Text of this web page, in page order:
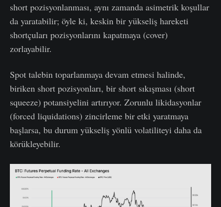
short pozisyonlanması, aynı zamanda asimetrik koşullar
da yaratabilir; öyle ki, keskin bir yükseliş hareketi
shortçuları pozisyonlarını kapatmaya (cover)
zorlayabilir.
Spot talebin toparlanmaya devam etmesi halinde,
biriken short pozisyonları, bir short sıkışması (short
squeeze) potansiyelini artırıyor. Zorunlu likidasyonlar
(forced liquidations) zincirleme bir etki yaratmaya
başlarsa, bu durum yükseliş yönlü volatiliteyi daha da
körükleyebilir.